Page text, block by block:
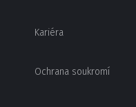
Kariéra
Ochrana soukromí